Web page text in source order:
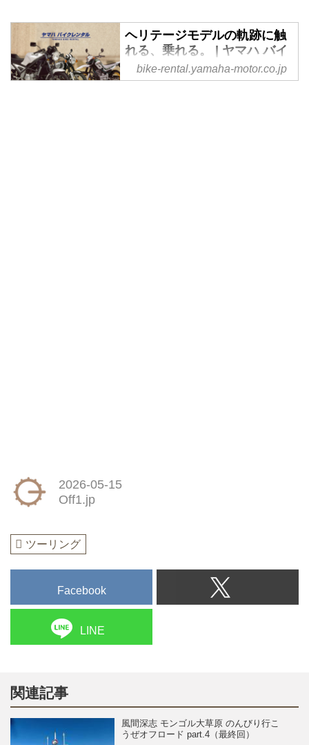
ヘリテージモデルの軌跡に触
れる、乗れる。 | ヤマハ バイ
クレンタル
bike-rental.yamaha-motor.co.jp
2026-05-15
Off1.jp
ツーリング
Facebook
LINE
関連記事
風間深志 モンゴル大草原 のんびり行こ
うぜオフロード part.4（最終回）